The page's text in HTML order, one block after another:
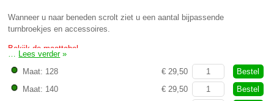
Wanneer u naar beneden scrolt ziet u een aantal bijpassende
turnbroekjes en accessoires.
Lees verder»
Bekijk de maattabel
Maat: 128 € 29,50
Bestel
Maat: 140
€ 29,50
Bestel